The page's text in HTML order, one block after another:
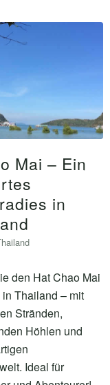
Mai – Ein
in
den Hat Chao Mai
Thailand – mit
Stränden,
Höhlen und
Ideal für